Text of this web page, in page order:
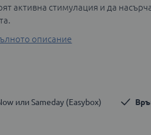
активна стимулация и да
описание
или Sameday (Easybox)